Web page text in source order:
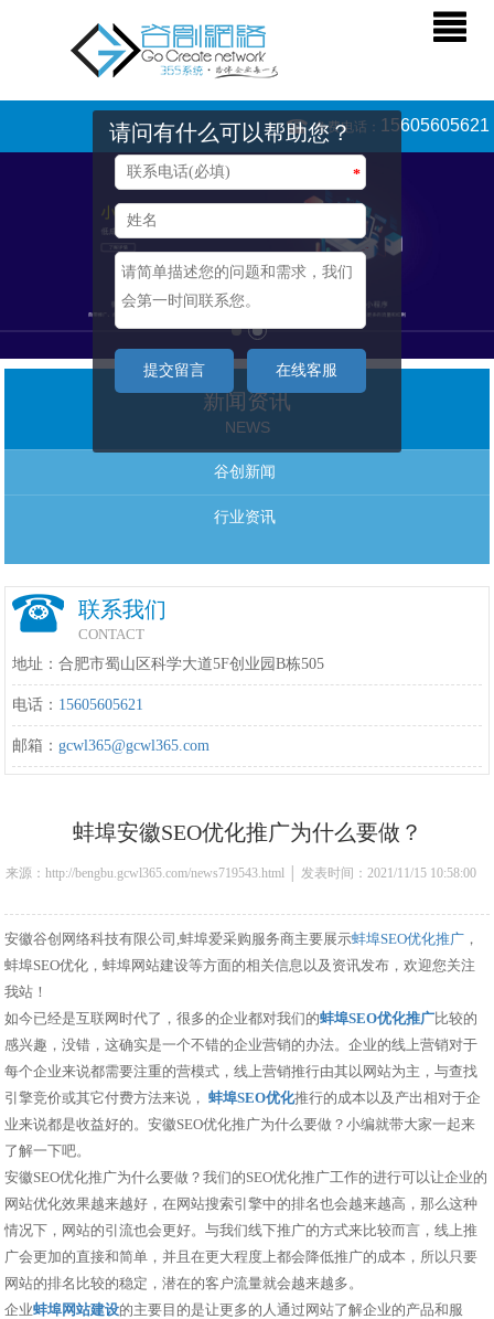
免费电话： 15605605621
新闻资讯
NEWS
谷创新闻
行业资讯
联系我们
CONTACT
地址：合肥市蜀山区科学大道5F创业园B栋505
电话： 15605605621
邮箱：gcwl365@gcwl365.com
蚌埠安徽SEO优化推广为什么要做？
来源：http://bengbu.gcwl365.com/news719543.html │ 发表时间：2021/11/15 10:58:00
安徽谷创网络科技有限公司,蚌埠爱采购服务商主要展示蚌埠SEO优化推广 ，
蚌埠SEO优化，蚌埠网站建设等方面的相关信息以及资讯发布，欢迎您关注
我站！
如今已经是互联网时代了，很多的企业都对我们的蚌埠SEO优化推广比较的
感兴趣，没错，这确实是一个不错的企业营销的办法。企业的线上营销对于
每个企业来说都需要注重的营模式，线上营销推行由其以网站为主，与查找
引擎竞价或其它付费方法来说，蚌埠SEO优化推行的成本以及产出相对于企
业来说都是收益好的。安徽SEO优化推广为什么要做？小编就带大家一起来
了解一下吧。
安徽SEO优化推广为什么要做？我们的SEO优化推广工作的进行可以让企业的
网站优化效果越来越好，在网站搜索引擎中的排名也会越来越高，那么这种
情况下，网站的引流也会更好。与我们线下推广的方式来比较而言，线上推
广会更加的直接和简单，并且在更大程度上都会降低推广的成本，所以只要
网站的排名比较的稳定，潜在的客户流量就会越来越多。
企业蚌埠网站建设的主要目的是让更多的人通过网站了解企业的产品和服
请问有什么可以帮助您？
*
提交留言 在线客服